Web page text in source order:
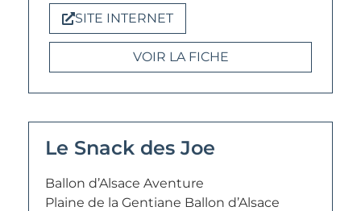
SITE INTERNET
VOIR LA FICHE
Le Snack des Joe
Ballon d’Alsace Aventure
Plaine de la Gentiane Ballon d’Alsace